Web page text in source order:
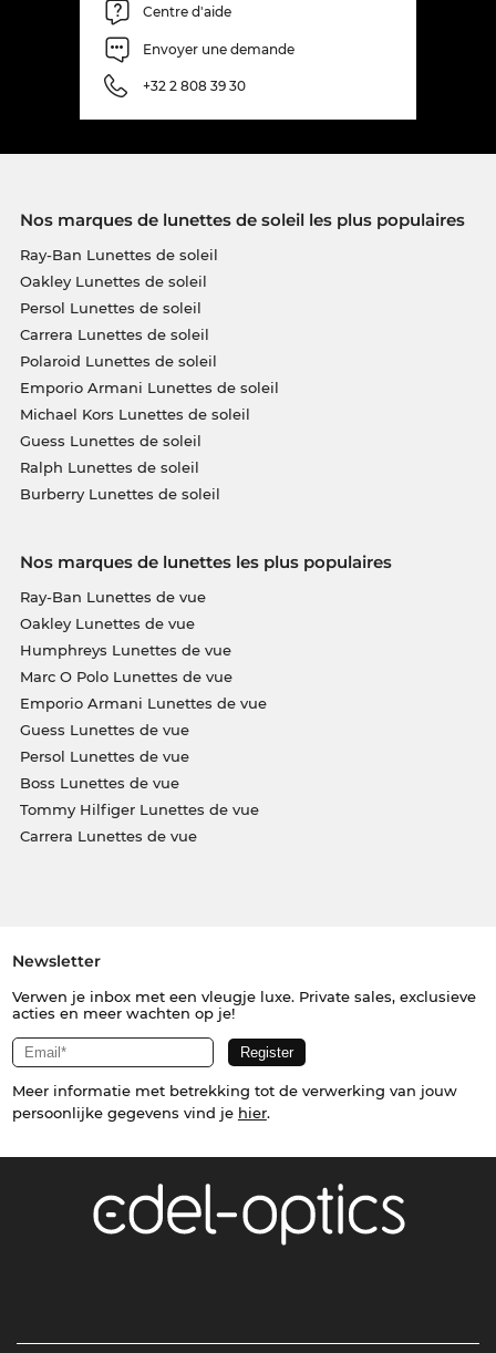
Centre d'aide
Envoyer une demande
+32 2 808 39 30
Nos marques de lunettes de soleil les plus populaires
Ray-Ban Lunettes de soleil
Oakley Lunettes de soleil
Persol Lunettes de soleil
Carrera Lunettes de soleil
Polaroid Lunettes de soleil
Emporio Armani Lunettes de soleil
Michael Kors Lunettes de soleil
Guess Lunettes de soleil
Ralph Lunettes de soleil
Burberry Lunettes de soleil
Nos marques de lunettes les plus populaires
Ray-Ban Lunettes de vue
Oakley Lunettes de vue
Humphreys Lunettes de vue
Marc O Polo Lunettes de vue
Emporio Armani Lunettes de vue
Guess Lunettes de vue
Persol Lunettes de vue
Boss Lunettes de vue
Tommy Hilfiger Lunettes de vue
Carrera Lunettes de vue
Newsletter
Verwen je inbox met een vleugje luxe. Private sales, exclusieve
acties en meer wachten op je!
Meer informatie met betrekking tot de verwerking van jouw
persoonlijke gegevens vind je hier.